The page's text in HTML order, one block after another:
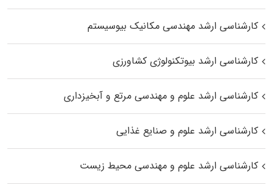
کارشناسی ارشد مهندسی مکانیک بیوسیستم
کارشناسی ارشد بیوتکنولوژی کشاورزی
کارشناسی ارشد علوم و مهندسی مرتع و آبخیزداری
کارشناسی ارشد علوم و صنایع غذایی
کارشناسی ارشد علوم و مهندسی محیط زیست